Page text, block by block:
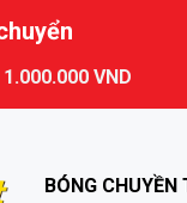
1.000.000 VND
BÓNG